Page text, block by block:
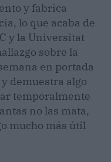
y fabrica
lo que acaba de
y la Universitat
sobre la
en portada
demuestra algo
temporalmente
no las mata,
mucho más útil